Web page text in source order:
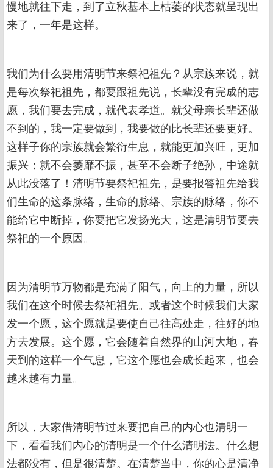
慢地就往下走，到了立秋基本上枯萎的状态就呈现出
来了，一年是这样。
我们为什么要用清明节来祭祀祖先？从宗族来说，就
是每次祭祀祖先，都要跟祖先说，长辈没有完成的志
愿，我们要去完成，就代表孝道。就父母亲长辈还做
不到的，我一定要做到，我要做的比长辈还要更好。
这样子你的宗族就会繁衍生息，就能更加兴旺，更加
振兴；就不会萎靡不振，甚至不会断子绝孙，中途就
从此没落了！清明节要祭祀祖先，是要报答祖先给我
们生命的这条脉络，生命的脉络、宗族的脉络，你不
能给它中断掉，你要把它发扬光大，这是清明节要去
祭祀的一个原因。
因为清明节万物都是充满了阳气，向上的力量，所以
我们在这个时候去祭祀祖先。或者这个时候我们大家
发一个愿，这个愿就是要使自己往高处走，往好的地
方去发展。这个愿，它会随着自然界的山河大地，春
天到的这样一个气息，它这个愿也会成长起来，也会
越来越有力量。
所以，大家借清明节过来要把自己的内心也清明一
下，看看我们内心的清明是一个什么清明法。什么想
法都没有，但是很清楚。在清楚当中，你的心是清净